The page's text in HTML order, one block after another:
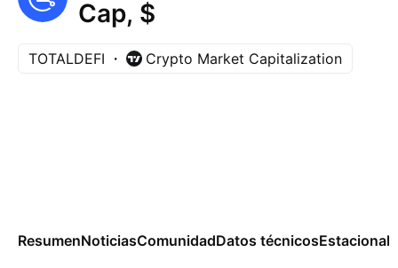
Cap, $
TOTALDEFI Crypto Market Capitalization
ResumenNoticiasComunidadDatos técnicos